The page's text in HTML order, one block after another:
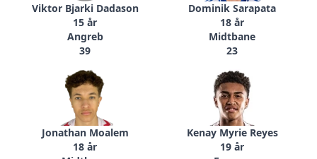
Viktor Bjarki Dadason
15 år
Angreb
39
Dominik Sarapata
18 år
Midtbane
23
Jonathan Moalem
18 år
Kenay Myrie Reyes
19 år